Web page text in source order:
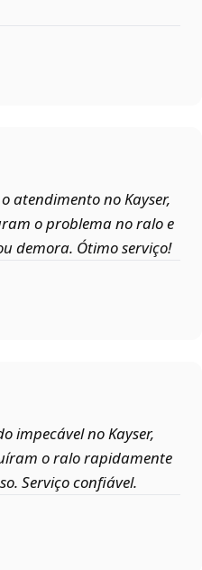
atendimento no Kayser,
o problema no ralo e
demora. Ótimo serviço!
impecável no Kayser,
o ralo rapidamente
Serviço confiável.